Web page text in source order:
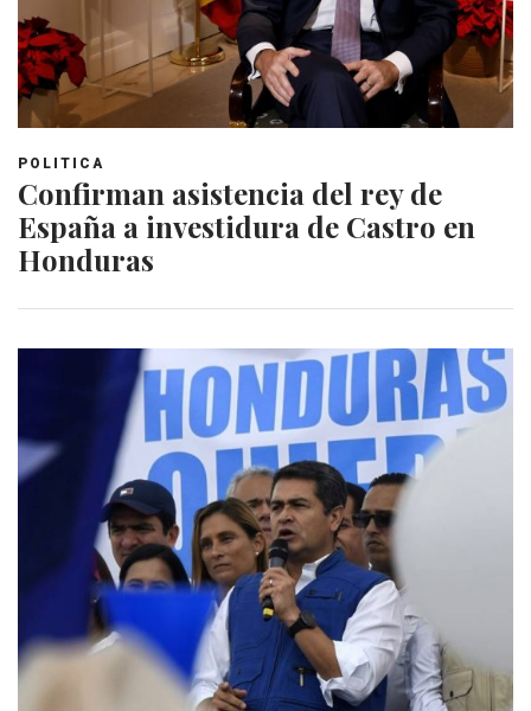
POLITICA
Confirman asistencia del rey de
España a investidura de Castro en
Honduras